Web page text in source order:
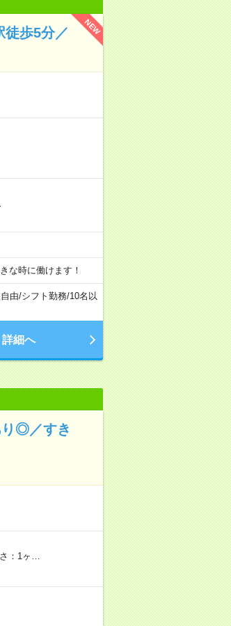
NEW
徒歩5分／
な時に働けます！
由/シフト勤務/10名以
詳細へ
り◎／すき
：1ヶ…